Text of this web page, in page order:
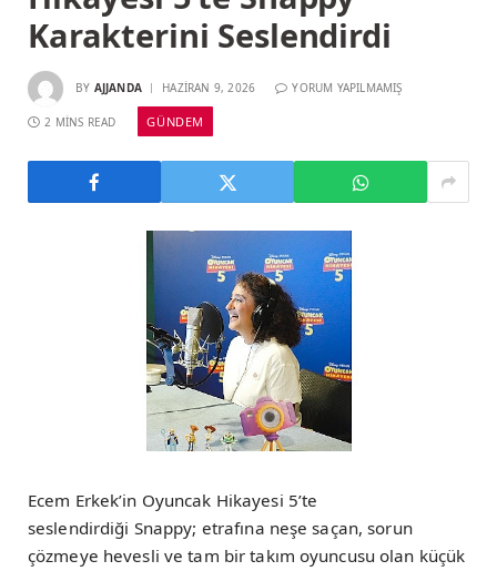
Karakterini Seslendirdi
BY AJJANDA HAZIRAN 9, 2026 YORUM YAPILMAMIŞ
2 MINS READ GÜNDEM
Ecem Erkek’in Oyuncak Hikayesi 5’te
seslendirdiği Snappy; etrafına neşe saçan, sorun
çözmeye hevesli ve tam bir takım oyuncusu olan küçük